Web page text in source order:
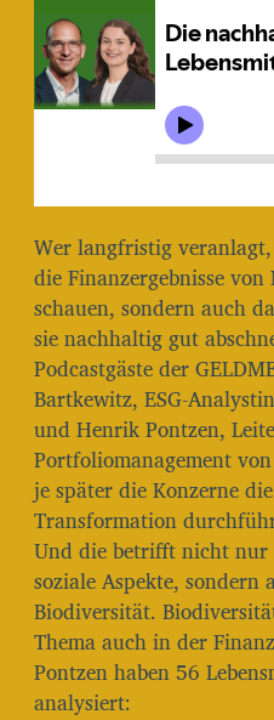
a
g
s
d
m
Wer langfristig
die Finanzergebnisse
schauen, sondern auch
sie nachhaltig gut
Podcastgäste der
Bartkewitz, ESG-
und Henrik Pontzen,
Portfoliomanagement
je später die Konzerne
Transformation
Und die betrifft nicht nur
soziale Aspekte,
Biodiversität.
Thema auch in der
Pontzen haben 56
analysiert: